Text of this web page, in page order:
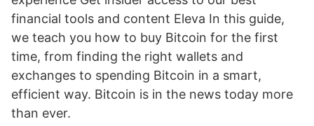
financial tools and content Eleva In this guide,
we teach you how to buy Bitcoin for the first
time, from finding the right wallets and
exchanges to spending Bitcoin in a smart,
efficient way. Bitcoin is in the news today more
than ever.